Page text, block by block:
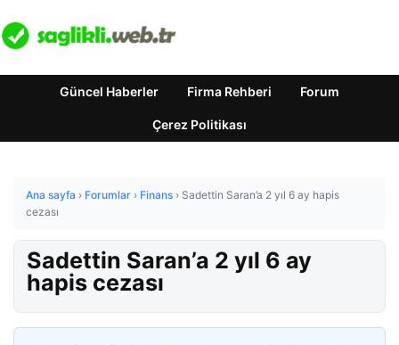
Güncel Haberler Firma Rehberi Forum
Çerez Politikası
Ana sayfa › Forumlar › Finans › Sadettin Saran’a 2 yıl 6 ay hapis
cezası
Sadettin Saran’a 2 yıl 6 ay
hapis cezası